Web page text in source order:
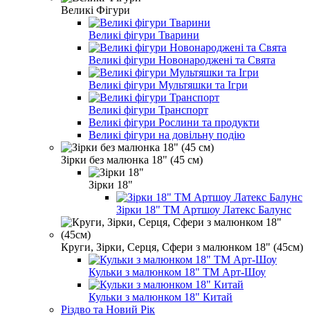
Великі Фігури
Великі фігури Тварини
Великі фігури Новонароджені та Свята
Великі фігури Мультяшки та Ігри
Великі фігури Транспорт
Великі фігури Рослини та продукти
Великі фігури на довільну подію
Зірки без малюнка 18" (45 см)
Зірки 18"
Зірки 18" ТМ Артшоу Латекс Балунс
Круги, Зірки, Серця, Сфери з малюнком 18" (45см)
Кульки з малюнком 18" ТМ Арт-Шоу
Кульки з малюнком 18" Китай
Різдво та Новий Рік